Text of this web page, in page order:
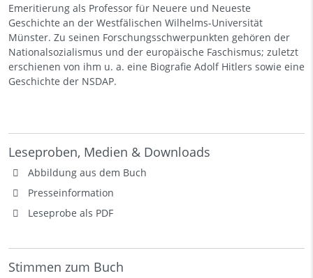
Emeritierung als Professor für Neuere und Neueste
Geschichte an der Westfälischen Wilhelms-Universität
Münster. Zu seinen Forschungsschwerpunkten gehören der
Nationalsozialismus und der europäische Faschismus; zuletzt
erschienen von ihm u. a. eine Biografie Adolf Hitlers sowie eine
Geschichte der NSDAP.
Leseproben, Medien & Downloads
Abbildung aus dem Buch
Presseinformation
Leseprobe als PDF
Stimmen zum Buch